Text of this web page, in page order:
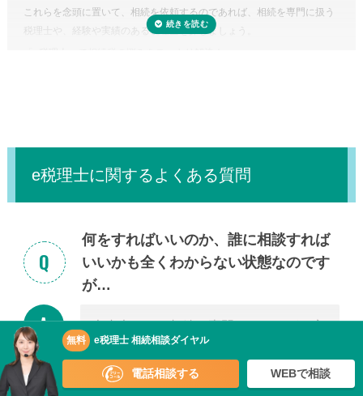
受付時間 平日9:00–19:00 / 土日祝9:00–18:00
税理士に依頼しなくてもいい場合はある？
正味の遺産額（相続税の課税の対象となる財産の合計額）が相続税の基
これらを念頭に置いて、相続を依頼するのであれば、相続を専門に扱う
税理士や、経験や実績のある税理士を探しましょう。
e税理士に関するよくある質問
何をすればいいのか、誰に相談すれば
いいかも全くわからない状態なのです
が…
大丈夫です。相続の専門スタッフがお客
様のお話を丁寧に伺いながら、ご状況を
整理するところからお手伝いいたしま
す。まずはお気軽にご連絡ください。
無料 e税理士 相続相談ダイヤル
電話相談する WEBで相談